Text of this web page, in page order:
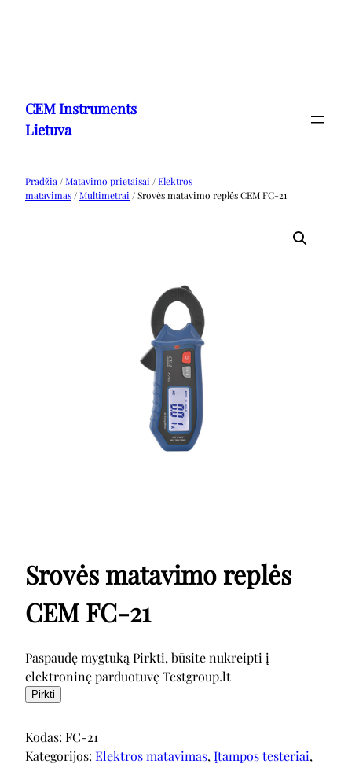
turinio
CEM Instruments
Lietuva
Pradžia /Matavimo prietaisai /Elektros
matavimas /Multimetrai / Srovės matavimo replės CEM FC-21
Srovės matavimo replės
CEM FC-21
Paspaudę mygtuką Pirkti, būsite nukreipti į
elektroninę parduotuvę Testgroup.lt
Pirkti
Kodas: FC-21
Kategorijos: Elektros matavimas, Įtampos testeriai